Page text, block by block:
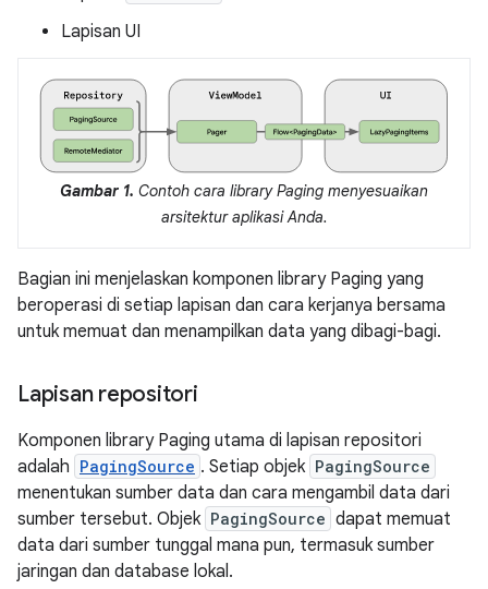
Lapisan UI
Gambar 1. Contoh cara library Paging menyesuaikan
arsitektur aplikasi Anda.
Bagian ini menjelaskan komponen library Paging yang
beroperasi di setiap lapisan dan cara kerjanya bersama
untuk memuat dan menampilkan data yang dibagi-bagi.
Lapisan repositori
Komponen library Paging utama di lapisan repositori
adalah PagingSource . Setiap objek PagingSource
menentukan sumber data dan cara mengambil data dari
sumber tersebut. Objek PagingSource dapat memuat
data dari sumber tunggal mana pun, termasuk sumber
jaringan dan database lokal.